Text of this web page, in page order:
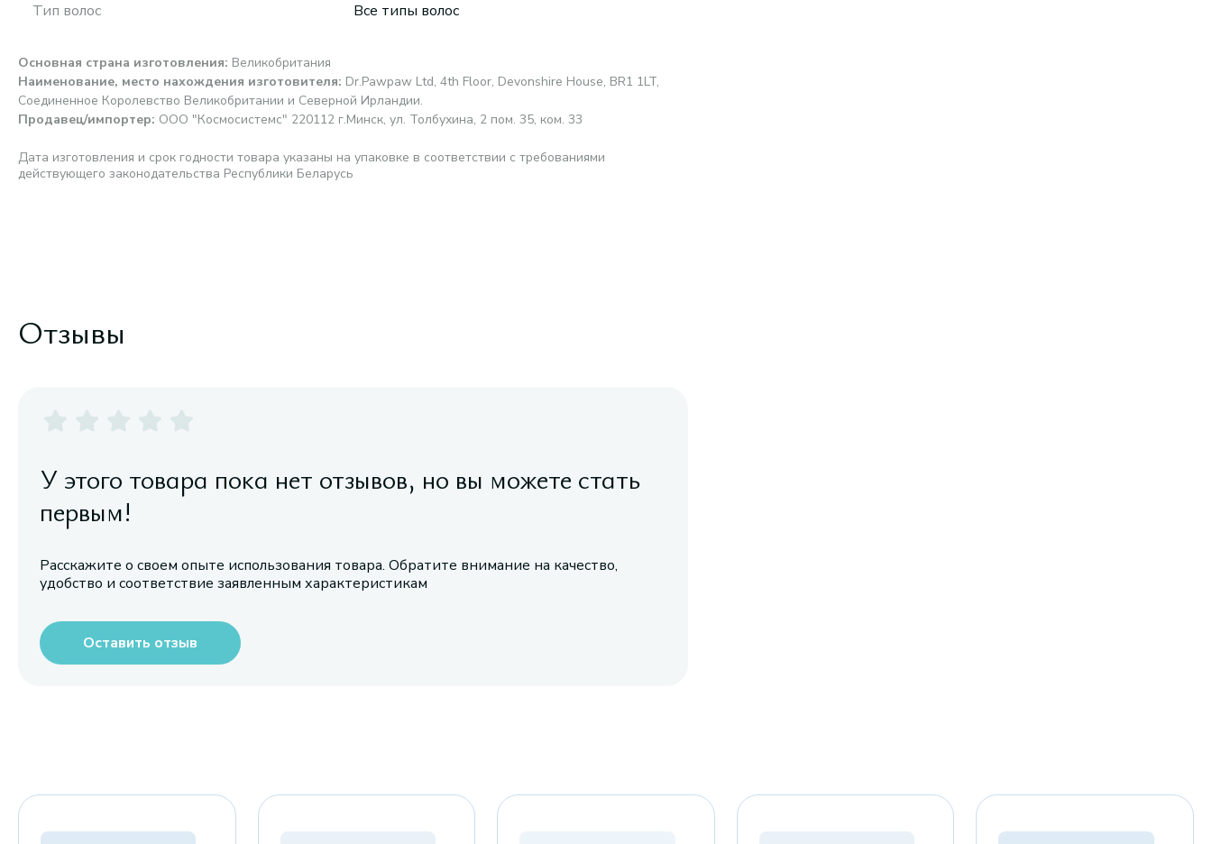
Тип волос
Все типы волос
Основная страна изготовления: Великобритания
Наименование, место нахождения изготовителя: Dr.Pawpaw Ltd, 4th Floor, Devonshire House, BR1 1LT,
Соединенное Королевство Великобритании и Северной Ирландии.
Продавец/импортер: ООО "Космосистемс" 220112 г.Минск, ул. Толбухина, 2 пом. 35, ком. 33
Дата изготовления и срок годности товара указаны на упаковке в соответствии с требованиями
действующего законодательства Республики Беларусь
Отзывы
У этого товара пока нет отзывов, но вы можете стать
первым!
Расскажите о своем опыте использования товара. Обратите внимание на качество,
удобство и соответствие заявленным характеристикам
Оставить отзыв